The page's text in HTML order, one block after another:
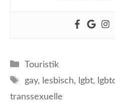
Kategorien
Touristik
Schlagwörter
gay, lesbisch, lgbt,
transsexuelle